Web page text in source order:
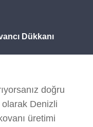
Dükkanı
doğru
olarak Denizli
üretimi